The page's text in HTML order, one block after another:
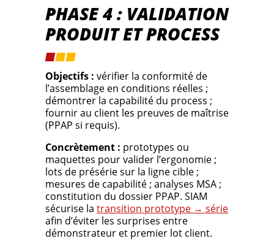
PHASE 4 : VALIDATION
PRODUIT ET PROCESS
Objectifs : vérifier la conformité de
l’assemblage en conditions réelles ;
démontrer la capabilité du process ;
fournir au client les preuves de maîtrise
(PPAP si requis).
Concrètement : prototypes ou
maquettes pour valider l’ergonomie ;
lots de présérie sur la ligne cible ;
mesures de capabilité ; analyses MSA ;
constitution du dossier PPAP. SIAM
sécurise la transition prototype → série
afin d’éviter les surprises entre
démonstrateur et premier lot client.